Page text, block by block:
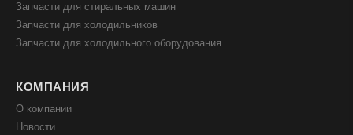
Запчасти для стиральных машин
Запчасти для холодильников
Запчасти для холодильного оборудования
КОМПАНИЯ
О компании
Новости